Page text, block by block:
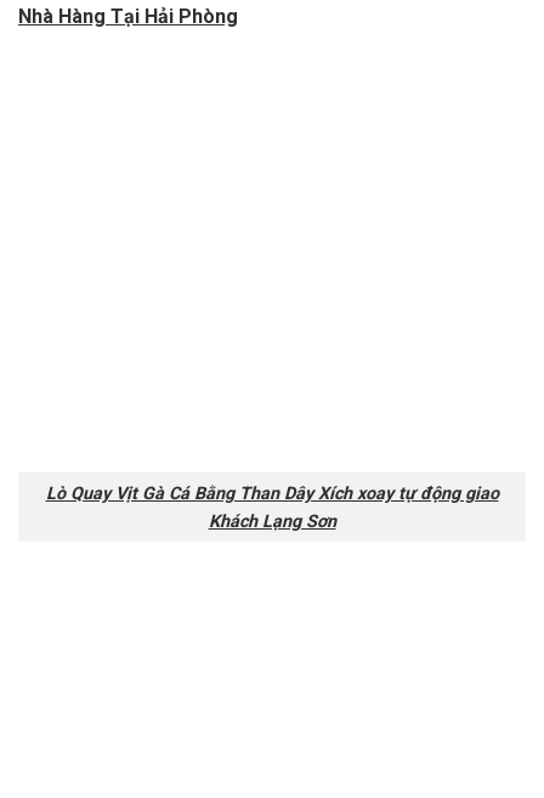
Nhà Hàng Tại Hải Phòng
Lò Quay Vịt Gà Cá Bằng Than Dây Xích xoay tự động giao
Khách Lạng Sơn